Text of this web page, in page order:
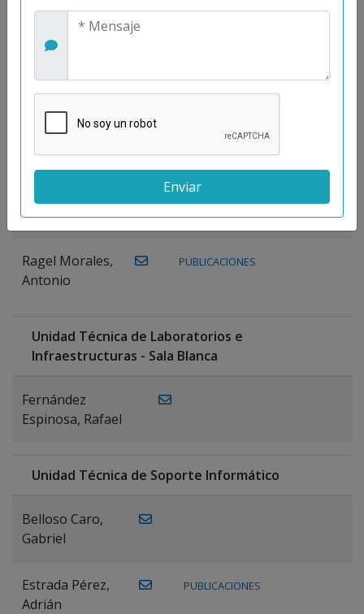
Prieto, Antonio
Mora
Gutiérrez, José
PUBLICACIONES
Moreno
Rocío
Ragel Morales,
Antonio
PUBLICACIONES
Unidad Técnica de Laboratorios e
Infraestructuras - Sala Blanca
Fernández
Espinosa, Rafael
Unidad Técnica de Soporte Informático
Belloso Caro,
Gabriel
Estrada Pérez,
Adrián
PUBLICACIONES